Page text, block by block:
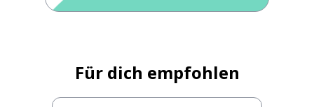
Für dich empfohlen